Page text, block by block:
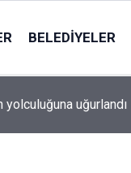
BELEDIYELER
uğurlandı